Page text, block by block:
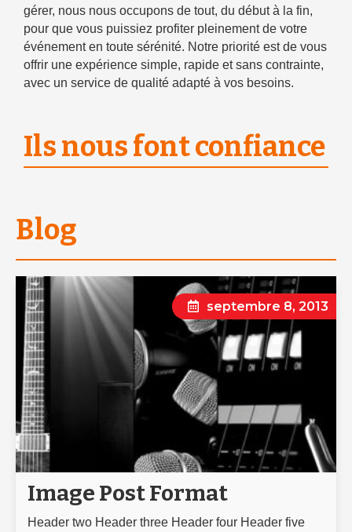
gérer, nous nous occupons de tout, du début à la fin,
pour que vous puissiez profiter pleinement de votre
événement en toute sérénité. Notre priorité est de vous
offrir une expérience simple, rapide et sans contrainte,
avec un service de qualité adapté à vos besoins.
Ils nous font confiance
Blog
Image Post Format
Header two Header three Header four Header five
septembre 8, 2013